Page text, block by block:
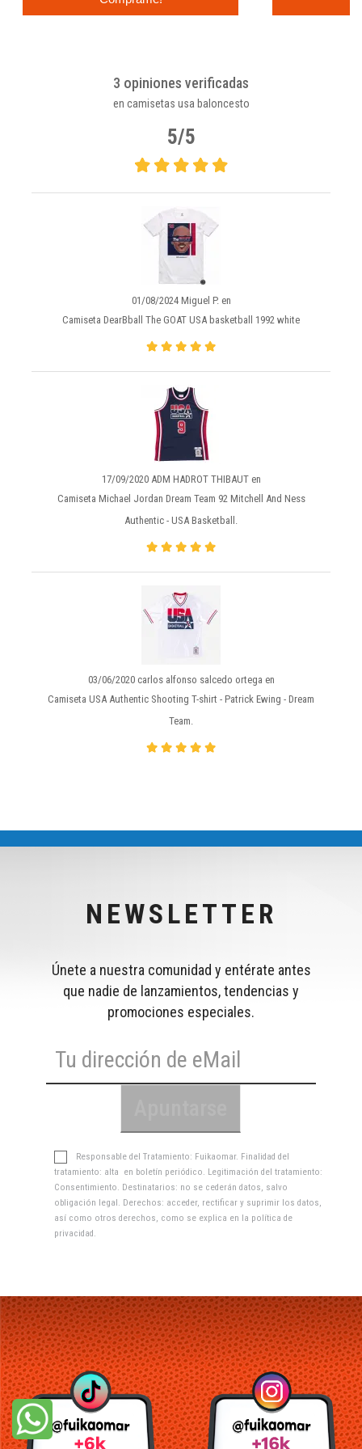
3 opiniones verificadas
en camisetas usa baloncesto
5/5
01/08/2024 Miguel P. en
Camiseta DearBball The GOAT USA basketball 1992 white
17/09/2020 ADM HADROT THIBAUT en
Camiseta Michael Jordan Dream Team 92 Mitchell And Ness
Authentic - USA Basketball.
03/06/2020 carlos alfonso salcedo ortega en
Camiseta USA Authentic Shooting T-shirt - Patrick Ewing - Dream
Team.
NEWSLETTER
Únete a nuestra comunidad y entérate antes
que nadie de lanzamientos, tendencias y
promociones especiales.
Responsable del Tratamiento: Fuikaomar. Finalidad del
tratamiento: alta en boletín periódico. Legitimación del tratamiento:
Consentimiento. Destinatarios: no se cederán datos, salvo
obligación legal. Derechos: acceder, rectificar y suprimir los datos,
así como otros derechos, como se explica en la política de
privacidad.